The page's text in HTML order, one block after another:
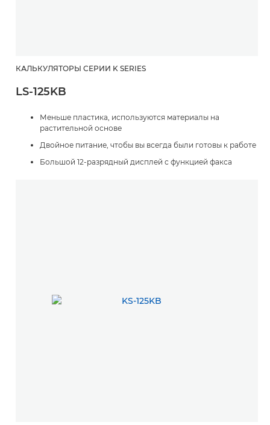
КАЛЬКУЛЯТОРЫ СЕРИИ K SERIES
LS-125KB
Меньше пластика, используются материалы на
растительной основе
Двойное питание, чтобы вы всегда были готовы к работе
Большой 12-разрядный дисплей с функцией факса